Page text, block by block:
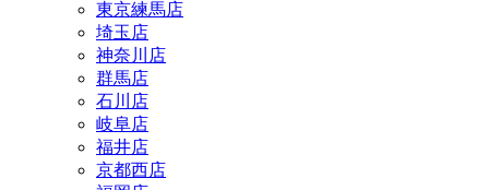
東京練馬店
埼玉店
神奈川店
群馬店
石川店
岐阜店
福井店
京都西店